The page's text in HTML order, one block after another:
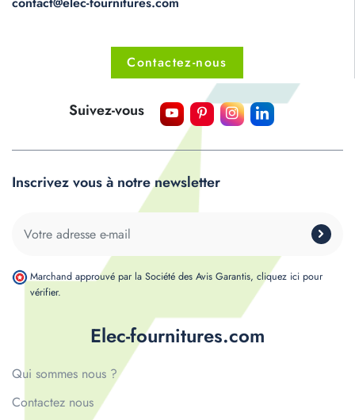
Contactez-nous
Elec-fournitures.com
Qui sommes nous ?
Contactez nous
Suivez-vous
Inscrivez vous à notre newsletter
Marchand approuvé par la Société des Avis Garantis, cliquez ici pour
vérifier.